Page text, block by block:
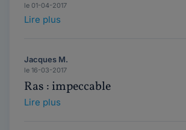
le 01-04-2017
Lire plus
Jacques M.
le 16-03-2017
Ras : impeccable
Lire plus